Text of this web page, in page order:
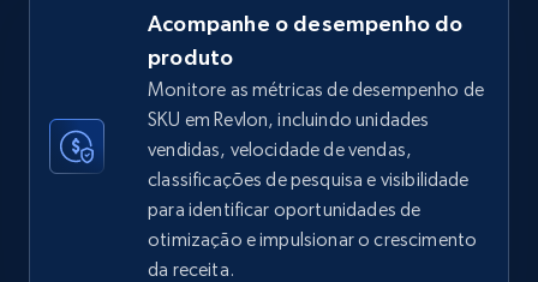
TikTok Shop
URL, Title, Available, Description, Currency, Initial
price, Final price, Discount percent, and more.
667+ Comece agora
Acompanhe o desempenho do
produto
Monitore as métricas de desempenho de
SKU em Revlon, incluindo unidades
vendidas, velocidade de vendas,
classificações de pesquisa e visibilidade
para identificar oportunidades de
otimização e impulsionar o crescimento
da receita.